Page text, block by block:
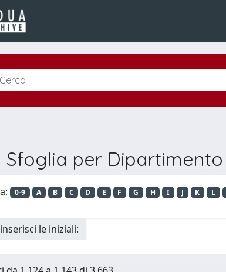
Sfoglia per Dipartimento
0-9 A B C D E F G H I J K L
le iniziali: